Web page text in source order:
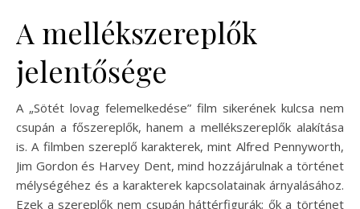
A mellékszereplők
jelentősége
A „Sötét lovag felemelkedése” film sikerének kulcsa nem
csupán a főszereplők, hanem a mellékszereplők alakítása
is. A filmben szereplő karakterek, mint Alfred Pennyworth,
Jim Gordon és Harvey Dent, mind hozzájárulnak a történet
mélységéhez és a karakterek kapcsolatainak árnyalásához.
Ezek a szereplők nem csupán háttérfigurák; ők a történet